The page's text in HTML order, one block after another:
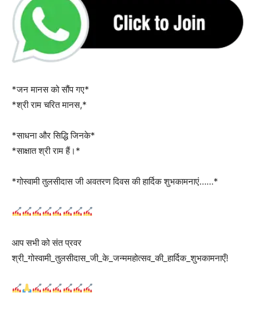
*जन मानस को सौंप गए*
*श्री राम चरित मानस,*
*साधना और सिद्धि जिनके*
*साक्षात श्री राम हैं।*
*गोस्वामी तुलसीदास जी अवतरण दिवस की हार्दिक शुभकामनाएं……*
आप सभी को संत प्रवर
श्री_गोस्वामी_तुलसीदास_जी_के_जन्ममहोत्सव_की_हार्दिक_शुभकामनाएँ!